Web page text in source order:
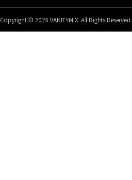
Copyright © 2026 VANITYMIX. All Rights Reserved.